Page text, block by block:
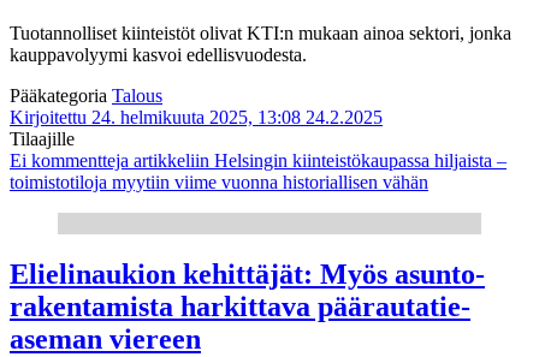
Tuotannolliset kiinteistöt olivat KTI:n mukaan ainoa sektori, jonka
kauppavolyymi kasvoi edellisvuodesta.
Pääkategoria Talous
Kirjoitettu 24. helmikuuta 2025, 13:08 24.2.2025
Tilaajille
Ei kommentteja artikkeliin Helsingin kiinteistökaupassa hiljaista –
toimistotiloja myytiin viime vuonna historiallisen vähän
Elielinaukion kehittäjät: Myös asunto­
rakentamista harkittava päärautatie­
aseman viereen